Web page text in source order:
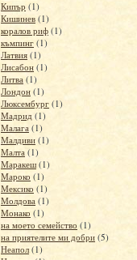
Кипър (1)
Кишинев (1)
коралов риф (1)
къмпинг (1)
Латвия (1)
Лисабон (1)
Литва (1)
Лондон (1)
Люксембург (1)
Мадрид (1)
Малага (1)
Малдиви (1)
Малта (1)
Маракеш (1)
Мароко (1)
Мексико (1)
Молдова (1)
Монако (1)
на моето семейство (1)
на приятелите ми добри (5)
Неапол (1)